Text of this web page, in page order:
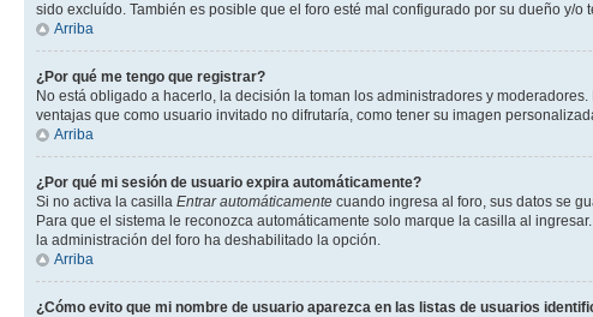
sido excluído. También es posible que el foro esté mal configurado por su dueño y/
Arriba
¿Por qué me tengo que registrar?
No está obligado a hacerlo, la decisión la toman los administradores y
ventajas que como usuario invitado no difrutaría, como tener su imagen
Arriba
¿Por qué mi sesión de usuario expira automáticamente?
Si no activa la casilla Entrar automáticamente cuando ingresa al foro, sus datos se
Para que el sistema le reconozca automáticamente solo marque la casilla al
la administración del foro ha deshabilitado la opción.
Arriba
¿Cómo evito que mi nombre de usuario aparezca en las listas de usuarios